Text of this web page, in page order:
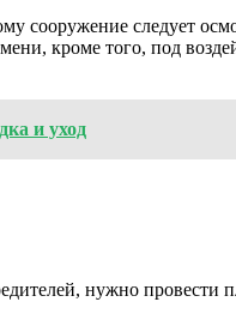
следует
кроме того, под
и уход
нужно